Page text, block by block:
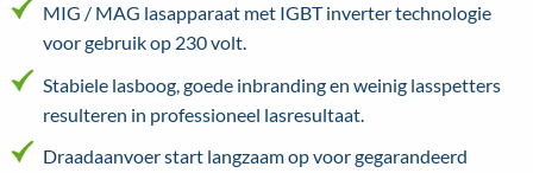
MIG / MAG lasapparaat met IGBT inverter technologie
voor gebruik op 230 volt.
Stabiele lasboog, goede inbranding en weinig lasspetters
resulteren in professioneel lasresultaat.
Draadaanvoer start langzaam op voor gegarandeerd